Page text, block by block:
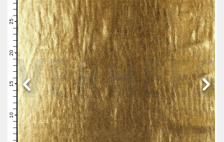
6
10
11
12
15
16
19
20
21
24
25
26